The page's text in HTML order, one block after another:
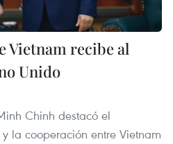
Vietnam recibe al
Unido
Chinh destacó el
la cooperación entre Vietnam